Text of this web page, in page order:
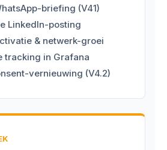
briefing (V41)
LinkedIn-posting
& netwerk-groei
tracking in Grafana
vernieuwing (V4.2)